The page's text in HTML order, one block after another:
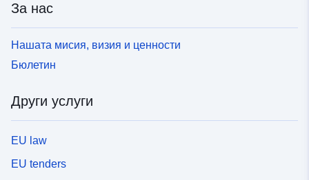
За нас
Нашата мисия, визия и ценности
Бюлетин
Други услуги
EU law
EU tenders